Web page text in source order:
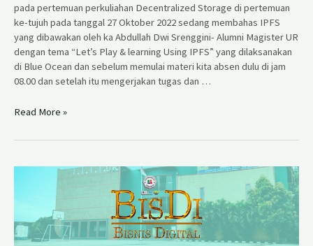
pada pertemuan perkuliahan Decentralized Storage di pertemuan
ke-tujuh pada tanggal 27 Oktober 2022 sedang membahas IPFS
yang dibawakan oleh ka Abdullah Dwi Srenggini- Alumni Magister UR
dengan tema “Let’s Play & learning Using IPFS” yang dilaksanakan
di Blue Ocean dan sebelum memulai materi kita absen dulu di jam
08.00 dan setelah itu mengerjakan tugas dan …
Read More »